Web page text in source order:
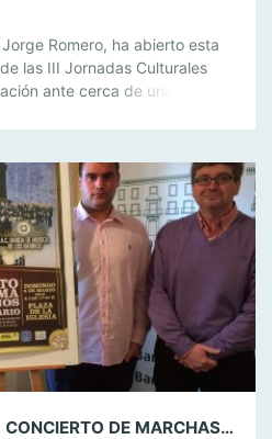
Romero, ha abierto esta
las III Jornadas Culturales
ante cerca de unos cien
el insigne cantautor granadino
MOLINA PRESENTA EL CONCIERTO DE MARCHAS PROCESIONALES QUE SE CELEBRARÁ EN LOS BARRIOS EL 6 DE MARZO